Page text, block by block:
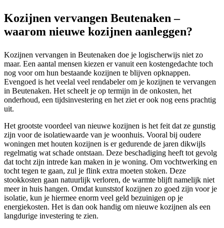
Kozijnen vervangen Beutenaken –
waarom nieuwe kozijnen aanleggen?
Kozijnen vervangen in Beutenaken doe je logischerwijs niet zo
maar. Een aantal mensen kiezen er vanuit een kostengedachte toch
nog voor om hun bestaande kozijnen te blijven opknappen.
Evengoed is het veelal veel rendabeler om je kozijnen te vervangen
in Beutenaken. Het scheelt je op termijn in de onkosten, het
onderhoud, een tijdsinvestering en het ziet er ook nog eens prachtig
uit.
Het grootste voordeel van nieuwe kozijnen is het feit dat ze gunstig
zijn voor de isolatiewaarde van je woonhuis. Vooral bij oudere
woningen met houten kozijnen is er gedurende de jaren dikwijls
regelmatig wat schade ontstaan. Deze beschadiging heeft tot gevolg
dat tocht zijn intrede kan maken in je woning. Om vochtwerking en
tocht tegen te gaan, zul je flink extra moeten stoken. Deze
stookkosten gaan natuurlijk verloren, de warmte blijft namelijk niet
meer in huis hangen. Omdat kunststof kozijnen zo goed zijn voor je
isolatie, kun je hiermee enorm veel geld bezuinigen op je
energiekosten. Het is dan ook handig om nieuwe kozijnen als een
langdurige investering te zien.